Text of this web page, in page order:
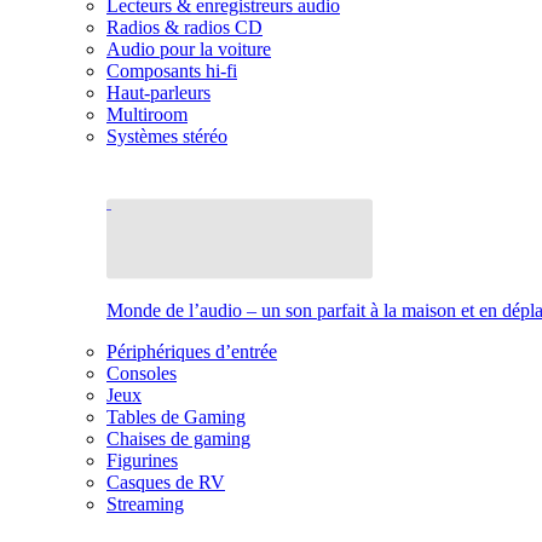
Lecteurs & enregistreurs audio
Radios & radios CD
Audio pour la voiture
Composants hi-fi
Haut-parleurs
Multiroom
Systèmes stéréo
Monde de l’audio – un son parfait à la maison et en
Périphériques d’entrée
Consoles
Jeux
Tables de Gaming
Chaises de gaming
Figurines
Casques de RV
Streaming